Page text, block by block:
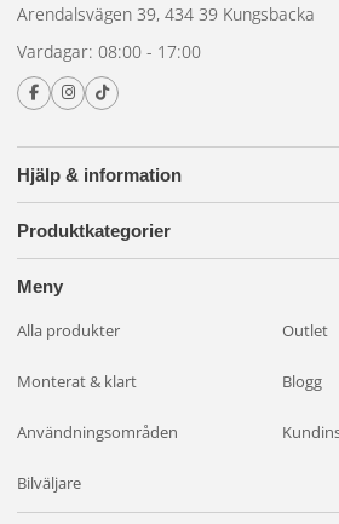
Hjälp & information
Produktkategorier
Meny
Alla produkter Outlet
Monterat & klart Blogg
Användningsområden
Bilväljare
Arendalsvägen 39, 434 39 Kungsbacka
Vardagar: 08:00 - 17:00